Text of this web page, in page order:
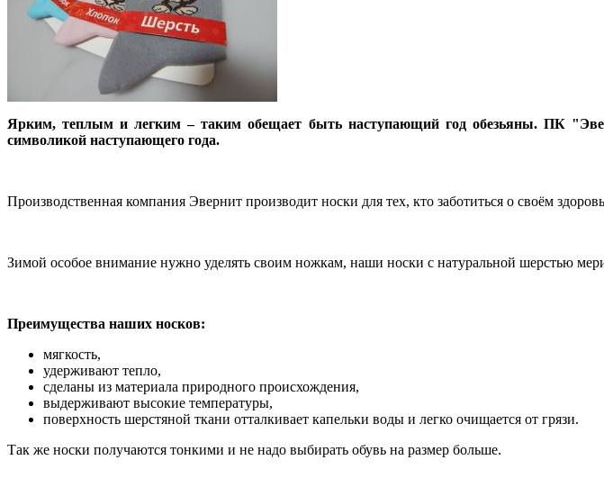
Ярким, теплым и легким – таким обещает быть наступающий год обезьяны. ПК
символикой наступающего года.
Производственная компания Эвернит производит носки для тех, кто заботиться о своём
Зимой особое внимание нужно уделять своим ножкам, наши носки с натуральной шерстью
Преимущества наших носков:
мягкость,
удерживают тепло,
сделаны из материала природного происхождения,
выдерживают высокие температуры,
поверхность шерстяной ткани отталкивает капельки воды и легко очищается от грязи.
Так же носки получаются тонкими и не надо выбирать обувь на размер больше.